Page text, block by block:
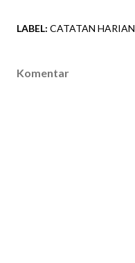
LABEL: CATATAN HARIAN
Komentar